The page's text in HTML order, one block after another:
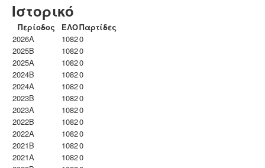
Ιστορικό
Περίοδος ΕΛΟΠαρτίδες
2026A
10820
2025B
10820
2025A
10820
2024B
10820
2024A
10820
2023B
10820
2023Α
10820
2022B
10820
2022A
10820
2021B
10820
2021A
10820